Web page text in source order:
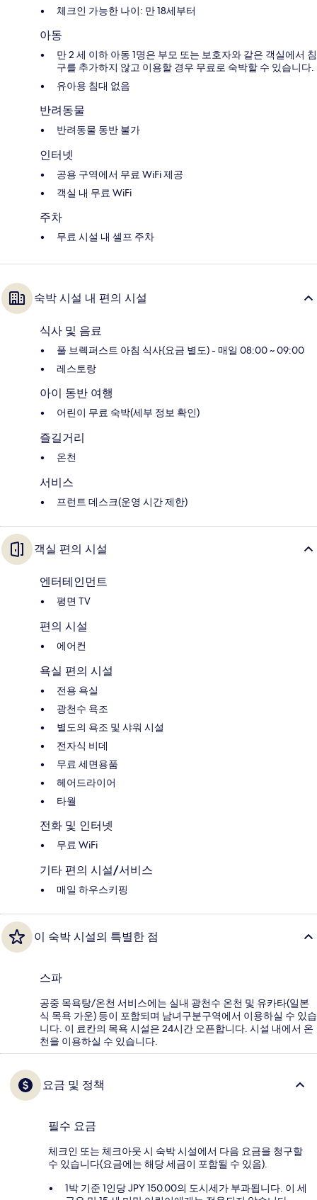
체크인 가능한 나이: 만 18세부터
아동
만 2 세 이하 아동 1명은 부모 또는 보호자와 같은 객실에서 침
구를 추가하지 않고 이용할 경우 무료로 숙박할 수 있습니다.
유아용 침대 없음
반려동물
반려동물 동반 불가
인터넷
공용 구역에서 무료 WiFi 제공
객실 내 무료 WiFi
주차
무료 시설 내 셀프 주차
숙박 시설 내 편의 시설
식사 및 음료
풀 브렉퍼스트 아침 식사(요금 별도) - 매일 08:00 ~ 09:00
레스토랑
아이 동반 여행
어린이 무료 숙박(세부 정보 확인)
즐길거리
온천
서비스
프런트 데스크(운영 시간 제한)
객실 편의 시설
엔터테인먼트
평면 TV
편의 시설
에어컨
욕실 편의 시설
전용 욕실
광천수 욕조
별도의 욕조 및 샤워 시설
전자식 비데
무료 세면용품
헤어드라이어
타월
전화 및 인터넷
무료 WiFi
기타 편의 시설/서비스
매일 하우스키핑
이 숙박 시설의 특별한 점
스파
공중 목욕탕/온천 서비스에는 실내 광천수 온천 및 유카타(일본
식 목욕 가운) 등이 포함되며 남녀구분구역에서 이용하실 수 있습
니다. 이 료칸의 목욕 시설은 24시간 오픈합니다. 시설 내에서 온
천을 이용하실 수 있습니다.
요금 및 정책
필수 요금
체크인 또는 체크아웃 시 숙박 시설에서 다음 요금을 청구할
수 있습니다(요금에는 해당 세금이 포함될 수 있음).
1박 기준 1인당 JPY 150.00의 도시세가 부과됩니다. 이 세